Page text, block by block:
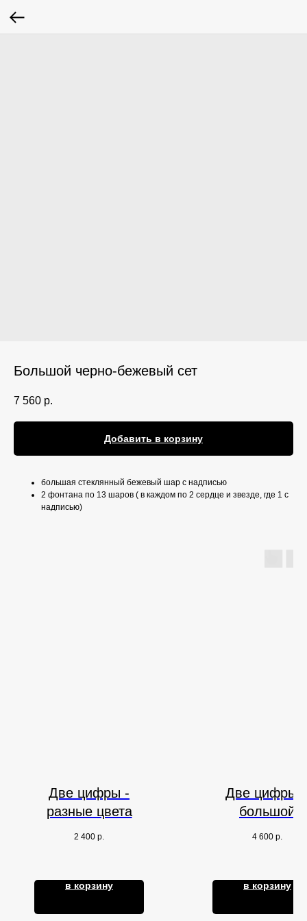
Большой черно-бежевый сет
7 560 р.
Добавить в корзину
большая стеклянный бежевый шар с надписью
2 фонтана по 13 шаров ( в каждом по 2 сердце и звезде, где 1 с
надписью)
Две цифры -
разные цвета
2 400 р.
в корзину
Две цифры
большой
стеклянный
4 600 р.
в корзину